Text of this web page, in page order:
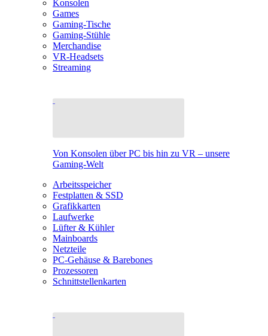
Konsolen
Games
Gaming-Tische
Gaming-Stühle
Merchandise
VR-Headsets
Streaming
Von Konsolen über PC bis hin zu VR – unsere
Gaming-Welt
Arbeitsspeicher
Festplatten & SSD
Grafikkarten
Laufwerke
Lüfter & Kühler
Mainboards
Netzteile
PC-Gehäuse & Barebones
Prozessoren
Schnittstellenkarten